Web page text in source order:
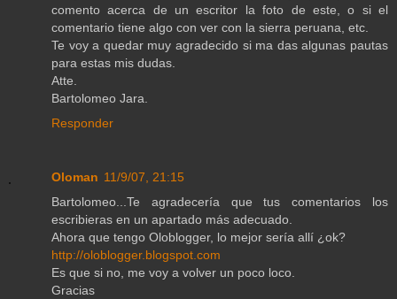
comento acerca de un escritor la foto de este, o si el
comentario tiene algo con ver con la sierra peruana, etc.
Te voy a quedar muy agradecido si ma das algunas pautas
para estas mis dudas.
Atte.
Bartolomeo Jara.
Responder
Oloman 11/9/07, 21:15
Bartolomeo...Te agradecería que tus comentarios los
escribieras en un apartado más adecuado.
Ahora que tengo Oloblogger, lo mejor sería allí ¿ok?
http://oloblogger.blogspot.com
Es que si no, me voy a volver un poco loco.
Gracias